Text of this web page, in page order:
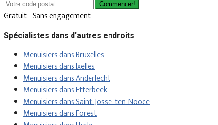
Commencer!
Gratuit - Sans engagement
Spécialistes dans d'autres endroits
Menuisiers dans Bruxelles
Menuisiers dans Ixelles
Menuisiers dans Anderlecht
Menuisiers dans Etterbeek
Menuisiers dans Saint-Josse-ten-Noode
Menuisiers dans Forest